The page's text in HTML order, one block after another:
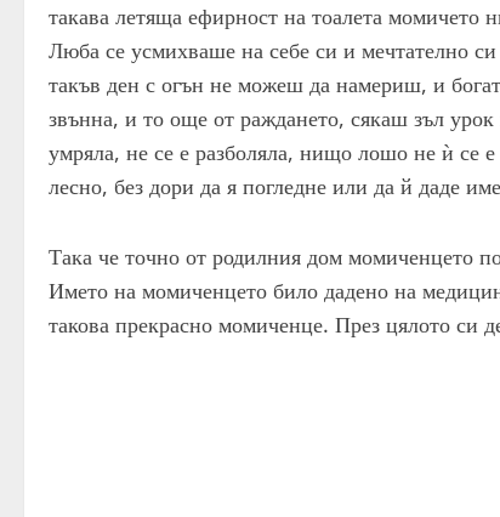
такава летяща ефирност на тоалета момичето
Люба се усмихваше на себе си и мечтателно
такъв ден с огън не можеш да намериш, и
звънна, и то още от раждането, сякаш зъл
умряла, не се е разболяла, нищо лошо не ѝ се
лесно, без дори да я погледне или да й даде
Така че точно от родилния дом момиченцето
Името на момиченцето било дадено на
такова прекрасно момиченце. През цялото си